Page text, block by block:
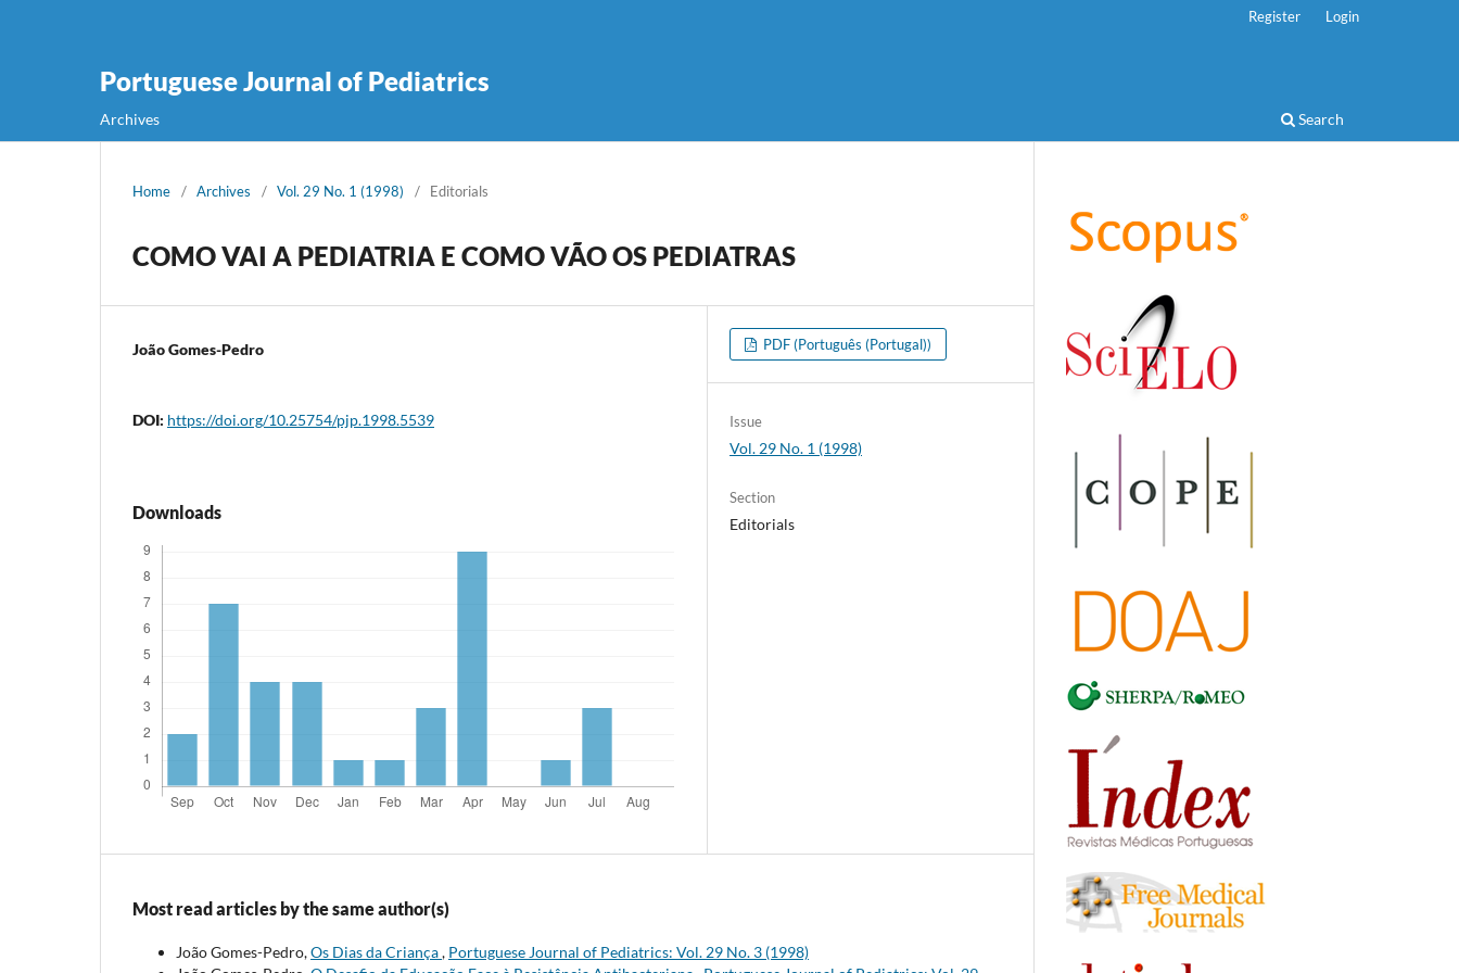
Portuguese Journal of Pediatrics
Archives Search
Register Login
Home / Archives / Vol. 29 No. 1 (1998) / Editorials
COMO VAI A PEDIATRIA E COMO VÃO OS PEDIATRAS
João Gomes-Pedro
DOI: https://doi.org/10.25754/pjp.1998.5539
Downloads
PDF (Português (Portugal))
Issue
Vol. 29 No. 1 (1998)
Section
Editorials
Most read articles by the same author(s)
João Gomes-Pedro,Os Dias da Criança, Portuguese Journal of Pediatrics: Vol. 29 No. 3 (1998)